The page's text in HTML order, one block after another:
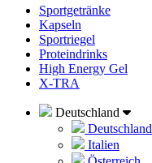
Sportgetränke
Kapseln
Sportriegel
Proteindrinks
High Energy Gel
X-TRA
Deutschland
Deutschland
Italien